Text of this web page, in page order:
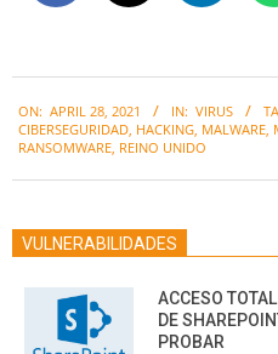
04-
28
ON: APRIL 28, 2021 IN: VIRUS
CIBERSEGURIDAD HACKING MALWARE
RANSOMWARE REINO UNIDO
VULNERABILIDADES
ACCESO
DE
PROBAR